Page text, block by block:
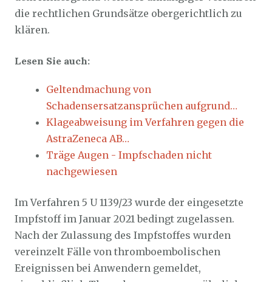
die rechtlichen Grundsätze obergerichtlich zu
klären.
Lesen Sie auch:
Geltendmachung von
Schadensersatzansprüchen aufgrund…
Klageabweisung im Verfahren gegen die
AstraZeneca AB…
Träge Augen - Impfschaden nicht
nachgewiesen
Im Verfahren 5 U 1139/23 wurde der eingesetzte
Impfstoff im Januar 2021 bedingt zugelassen.
Nach der Zulassung des Impfstoffes wurden
vereinzelt Fälle von thromboembolischen
Ereignissen bei Anwendern gemeldet,